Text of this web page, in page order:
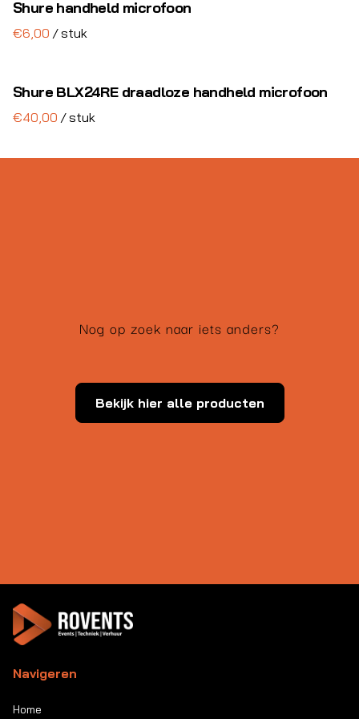
Special FX
Lichtcijfers
Decoratie
Complete shows
Shure handheld microfoon
/
Shure BLX24RE draadloze handheld microfoon
/
Nog op zoek naar iets anders?
Bekijk hier alle producten
Navigeren
Home